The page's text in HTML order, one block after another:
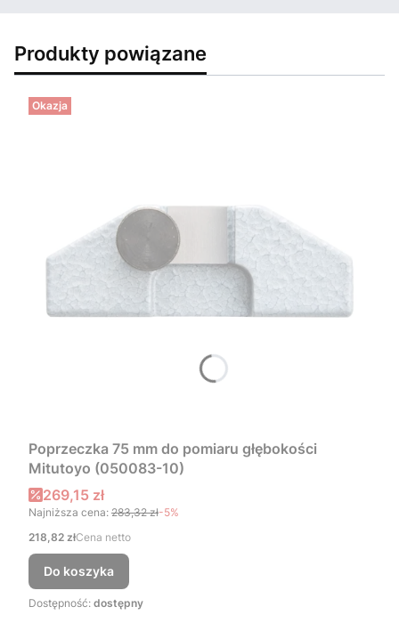
Produkty powiązane
Okazja
Poprzeczka 75 mm do pomiaru głębokości
Mitutoyo (050083-10)
Cena promocyjna
269,15 zł
Najniższa cena: 283,32 zł-5%
Cena
218,82 złCena netto
Do koszyka
Dostępność: dostępny